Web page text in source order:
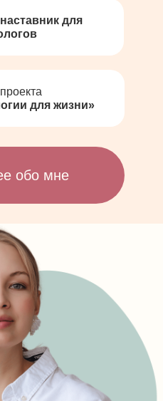
обо мне
наставник для
для жизни»